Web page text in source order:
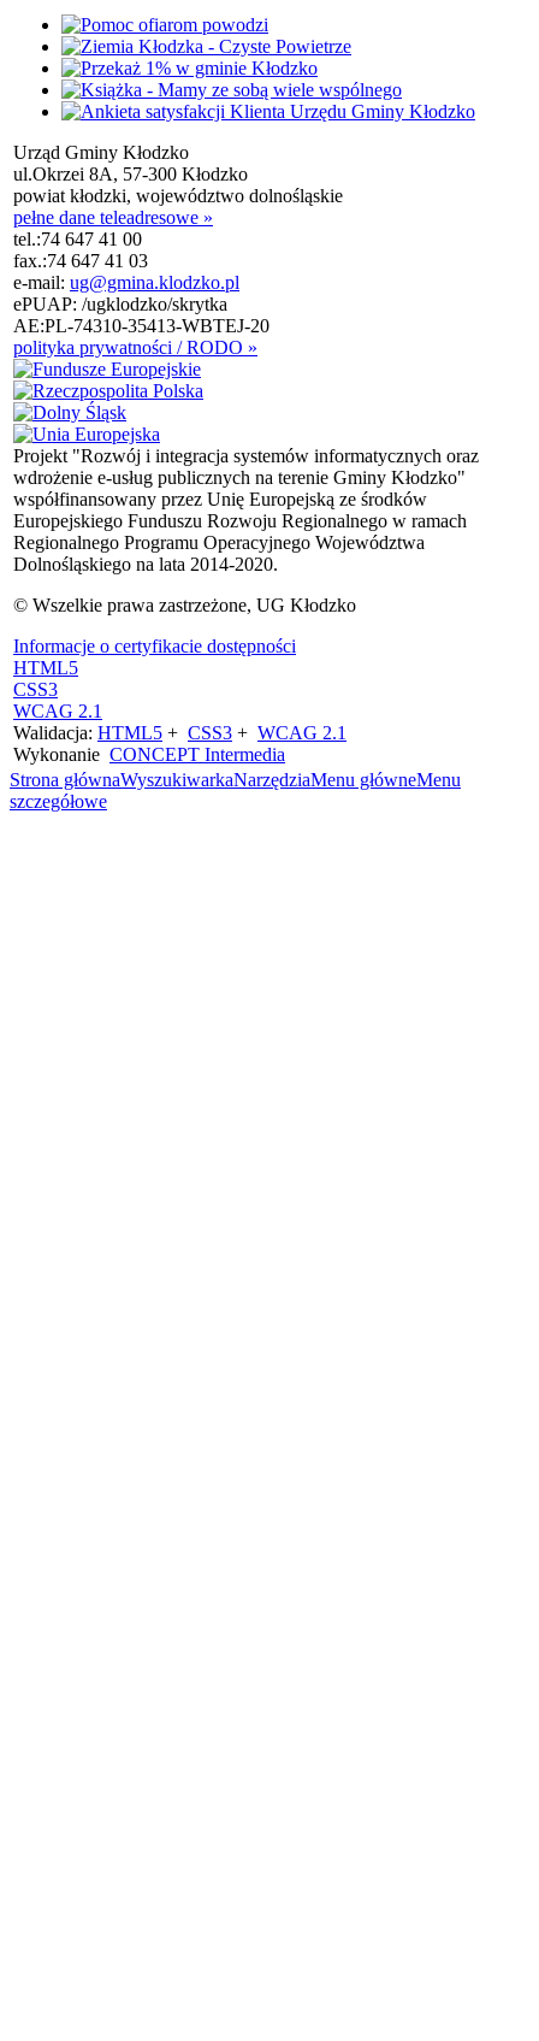
Urząd Gminy Kłodzko
ul.Okrzei 8A, 57-300 Kłodzko
powiat kłodzki, województwo dolnośląskie
pełne dane teleadresowe »
tel.:74 647 41 00
fax.:74 647 41 03
e-mail: ug@gmina.klodzko.pl
ePUAP: /ugklodzko/skrytka
AE:PL-74310-35413-WBTEJ-20
polityka prywatności / RODO »
Projekt "Rozwój i integracja systemów informatycznych oraz
wdrożenie e-usług publicznych na terenie Gminy Kłodzko"
współfinansowany przez Unię Europejską ze środków
Europejskiego Funduszu Rozwoju Regionalnego w ramach
Regionalnego Programu Operacyjnego Województwa
Dolnośląskiego na lata 2014-2020.
© Wszelkie prawa zastrzeżone, UG Kłodzko
Informacje o certyfikacie dostępności
HTML5
CSS3
WCAG 2.1
Walidacja: HTML5 + CSS3 + WCAG 2.1
Wykonanie CONCEPT Intermedia
Strona głównaWyszukiwarkaNarzędziaMenu główneMenu
szczegółowe